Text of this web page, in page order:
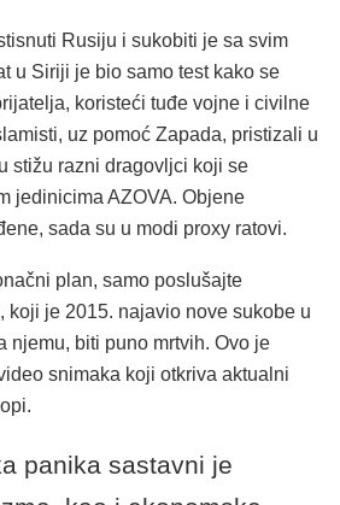
Rusiju i sukobiti je sa svim
u Siriji je bio samo test kako se
koristeći tuđe vojne i civilne
uz pomoć Zapada, pristizali u
stižu razni dragovljci koji se
jedinicima AZOVA. Objene
sada su u modi proxy ratovi.
plan, samo poslušajte
, koji je 2015. najavio nove sukobe u
njemu, biti puno mrtvih. Ovo je
snimaka koji otkriva aktualni
panika sastavni je